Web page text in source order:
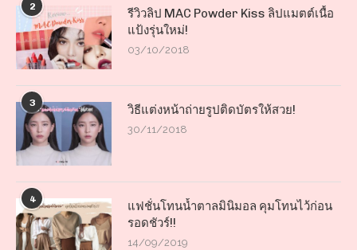
2
รีวิวลิป MAC Powder Kiss ลิปแมตต์เนื้อ
แป้งรุ่นใหม่!
03/10/2018
3 วิธีแต่งหน้าถ่ายรูปติดบัตรให้สวย!
30/11/2018
4
แฟชั่นโทนน้ำตาลมินิมอล คุมโทนไว้ก่อน
รอดชัวร์!!
14/09/2019